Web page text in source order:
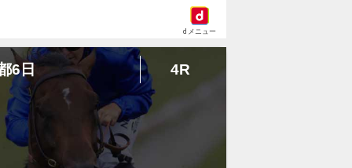
dメニュー
6日 4R